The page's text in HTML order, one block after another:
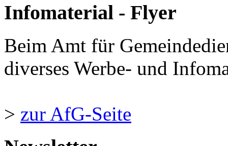
Infomaterial - Flyer
Beim Amt für
diverses Werbe- und
> zur AfG-Seite